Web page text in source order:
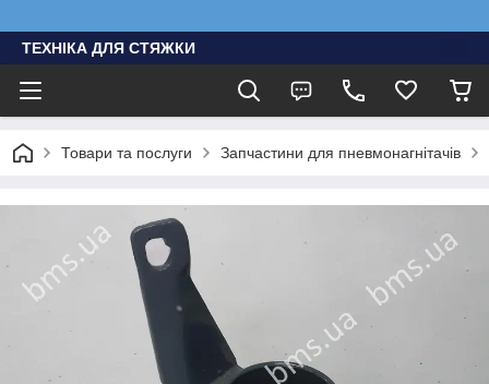
ТЕХНІКА ДЛЯ СТЯЖКИ
Товари та послуги Запчастини для пневмонагнітачів